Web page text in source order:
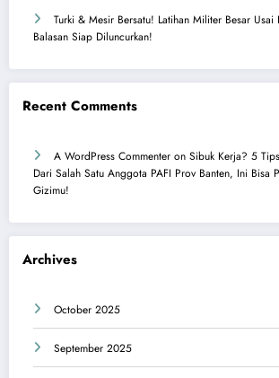
Turki & Mesir Bersatu! Latihan Militer Besar Usai
Balasan Siap Diluncurkan!
Recent Comments
A WordPress Commenter on Sibuk Kerja? 5
Dari Salah Satu Anggota PAFI Prov Banten, Ini Bisa
Gizimu!
Archives
October 2025
September 2025